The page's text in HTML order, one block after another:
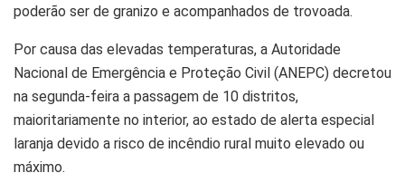
poderão ser de granizo e acompanhados de trovoada.
Por causa das elevadas temperaturas, a Autoridade
Nacional de Emergência e Proteção Civil (ANEPC) decretou
na segunda-feira a passagem de 10 distritos,
maioritariamente no interior, ao estado de alerta especial
laranja devido a risco de incêndio rural muito elevado ou
máximo.